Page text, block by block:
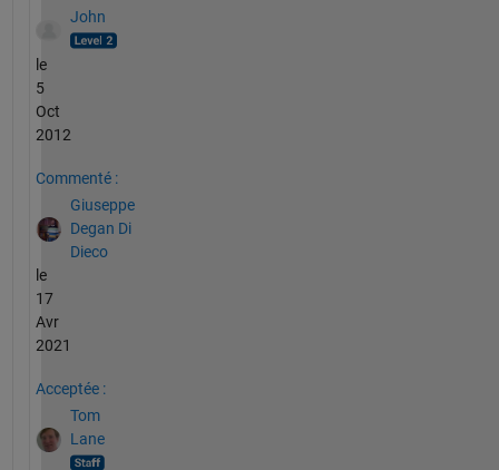
John
le
5
Oct
2012
Commenté :
Giuseppe
Degan Di
Dieco
le
17
Avr
2021
Acceptée :
Tom
Lane